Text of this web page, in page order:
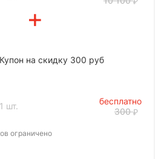
Купон на скидку 300 руб
1 шт.
бесплатно
300
ограничено